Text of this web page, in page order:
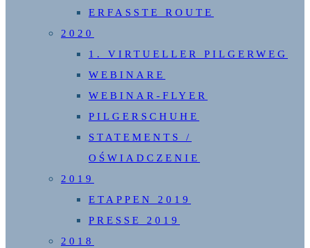
ERFASSTE ROUTE
2020
1. VIRTUELLER PILGERWEG
WEBINARE
WEBINAR-FLYER
PILGERSCHUHE
STATEMENTS /
OŚWIADCZENIE
2019
ETAPPEN 2019
PRESSE 2019
2018